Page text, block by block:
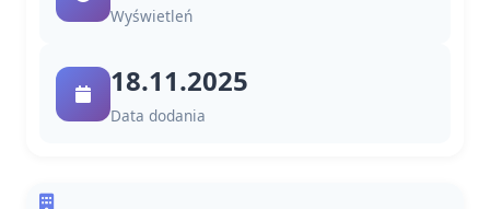
Wyświetleń
18.11.2025
Data dodania